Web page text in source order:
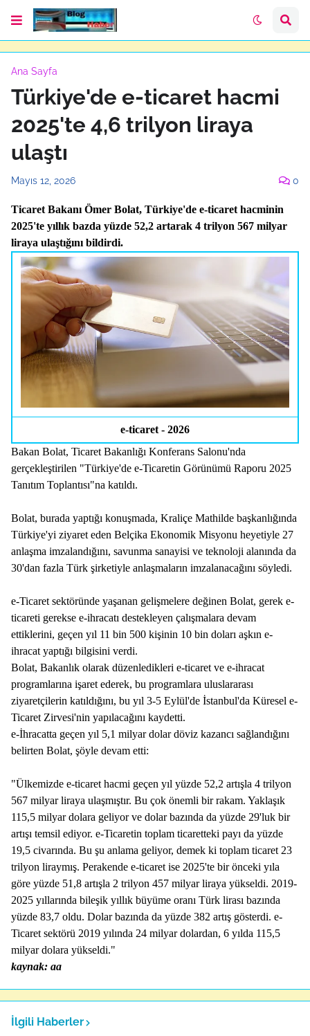
Ana Sayfa
Türkiye'de e-ticaret hacmi
2025'te 4,6 trilyon liraya
ulaştı
Mayıs 12, 2026 0
Ticaret Bakanı Ömer Bolat, Türkiye'de e-ticaret hacminin
2025'te yıllık bazda yüzde 52,2 artarak 4 trilyon 567 milyar
liraya ulaştığını bildirdi.
e-ticaret - 2026
Bakan Bolat, Ticaret Bakanlığı Konferans Salonu'nda
gerçekleştirilen "Türkiye'de e-Ticaretin Görünümü Raporu 2025
Tanıtım Toplantısı"na katıldı.
Bolat, burada yaptığı konuşmada, Kraliçe Mathilde başkanlığında
Türkiye'yi ziyaret eden Belçika Ekonomik Misyonu heyetiyle 27
anlaşma imzalandığını, savunma sanayisi ve teknoloji alanında da
30'dan fazla Türk şirketiyle anlaşmaların imzalanacağını söyledi.
e-Ticaret sektöründe yaşanan gelişmelere değinen Bolat, gerek e-
ticareti gerekse e-ihracatı destekleyen çalışmalara devam
ettiklerini, geçen yıl 11 bin 500 kişinin 10 bin doları aşkın e-
ihracat yaptığı bilgisini verdi.
Bolat, Bakanlık olarak düzenledikleri e-ticaret ve e-ihracat
programlarına işaret ederek, bu programlara uluslararası
ziyaretçilerin katıldığını, bu yıl 3-5 Eylül'de İstanbul'da Küresel e-
Ticaret Zirvesi'nin yapılacağını kaydetti.
e-İhracatta geçen yıl 5,1 milyar dolar döviz kazancı sağlandığını
belirten Bolat, şöyle devam etti:
"Ülkemizde e-ticaret hacmi geçen yıl yüzde 52,2 artışla 4 trilyon
567 milyar liraya ulaşmıştır. Bu çok önemli bir rakam. Yaklaşık
115,5 milyar dolara geliyor ve dolar bazında da yüzde 29'luk bir
artışı temsil ediyor. e-Ticaretin toplam ticaretteki payı da yüzde
19,5 civarında. Bu şu anlama geliyor, demek ki toplam ticaret 23
trilyon liraymış. Perakende e-ticaret ise 2025'te bir önceki yıla
göre yüzde 51,8 artışla 2 trilyon 457 milyar liraya yükseldi. 2019-
2025 yıllarında bileşik yıllık büyüme oranı Türk lirası bazında
yüzde 83,7 oldu. Dolar bazında da yüzde 382 artış gösterdi. e-
Ticaret sektörü 2019 yılında 24 milyar dolardan, 6 yılda 115,5
milyar dolara yükseldi."
kaynak: aa
İlgili Haberler